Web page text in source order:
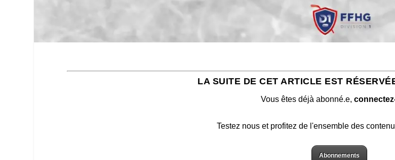
LA SUITE DE CET ARTICLE EST
Vous êtes déjà abonné.e,
Testez nous et profitez de l'ensemble des
Abonnements